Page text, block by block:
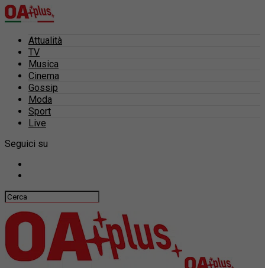
Attualità
TV
Musica
Cinema
Gossip
Moda
Sport
Live
Seguici su